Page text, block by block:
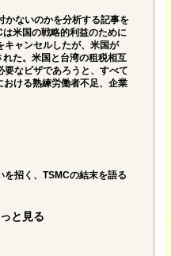
かないのかを分析する記事を
米国の戦略的利益のために
キャンセルしたが、米国が
た。米国と台湾の租税相互
要なビザであろうと、すべて
おける熟練労働者不足、企業
を招く、TSMCの結末を語る
と見る